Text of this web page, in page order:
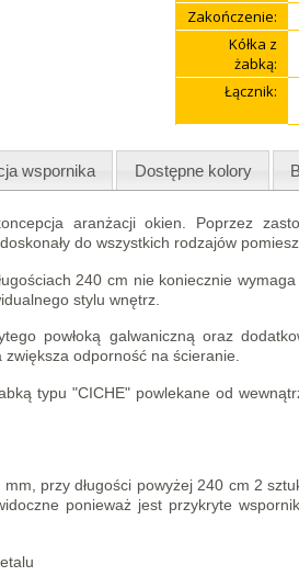
Zakończenie:
Kółka z
żabką:
Łącznik:
wspornika Dostępne kolory
aranżacji okien. Poprzez
do wszystkich rodzajów
240 cm nie koniecznie
stylu wnętrz.
powłoką galwaniczną oraz
odporność na ścieranie.
typu "CICHE" powlekane od
przy długości powyżej 240 cm 2
ponieważ jest przykryte